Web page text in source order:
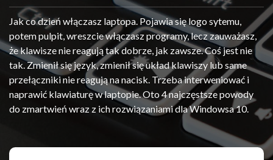
Jak co dzień włączasz laptopa. Pojawia się logo sytemu,
potem pulpit, wreszcie włączasz programy, lecz zauważasz,
że klawisze nie reagują tak dobrze, jak zawsze. Coś jest nie
tak. Zmienił się język, zmienił się układ klawiszy lub same
przełączniki nie reagują na nacisk. Trzeba interweniować i
naprawić klawiaturę w laptopie. Oto 4 najczęstsze powody
do zmartwień wraz z ich rozwiązaniami dla Windowsa 10.